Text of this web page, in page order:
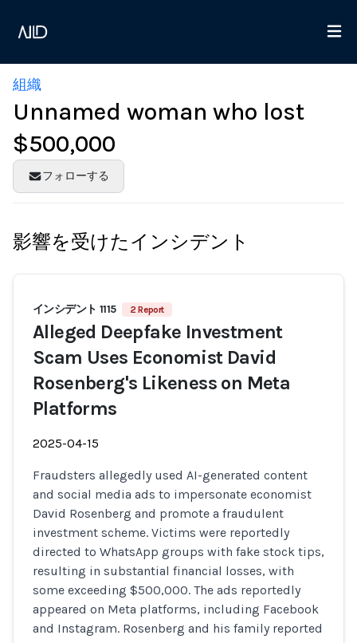
組織
Unnamed woman who lost
$500,000
フォローする
影響を受けたインシデント
インシデント 1115 2 Report
Alleged Deepfake Investment
Scam Uses Economist David
Rosenberg's Likeness on Meta
Platforms
2025-04-15
Fraudsters allegedly used AI-generated content
and social media ads to impersonate economist
David Rosenberg and promote a fraudulent
investment scheme. Victims were reportedly
directed to WhatsApp groups with fake stock tips,
resulting in substantial financial losses, with
some exceeding $500,000. The ads reportedly
appeared on Meta platforms, including Facebook
and Instagram. Rosenberg and his family reported